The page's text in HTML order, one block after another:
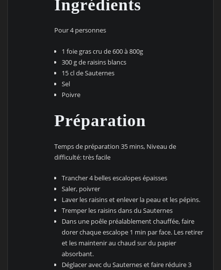
Ingrédients
Pour 4 personnes
1 foie gras cru de 600 à 800g
300 g de raisins blancs
15 cl de Sauternes
Sel
Poivre
Préparation
Temps de préparation 35 mins, Niveau de
difficulté: très facile
Trancher 4 belles escalopes épaisses
Saler, poivrer
Laver les raisins et enlever la peau et les pépins.
Tremper les raisins dans du Sauternes
Dans une poêle préalablement chauffée, faire
dorer chaque escalope 1 min par face. Les retirer
et les maintenir au chaud sur du papier
absorbant.
Déglacer avec du Sauternes et faire réduire 3